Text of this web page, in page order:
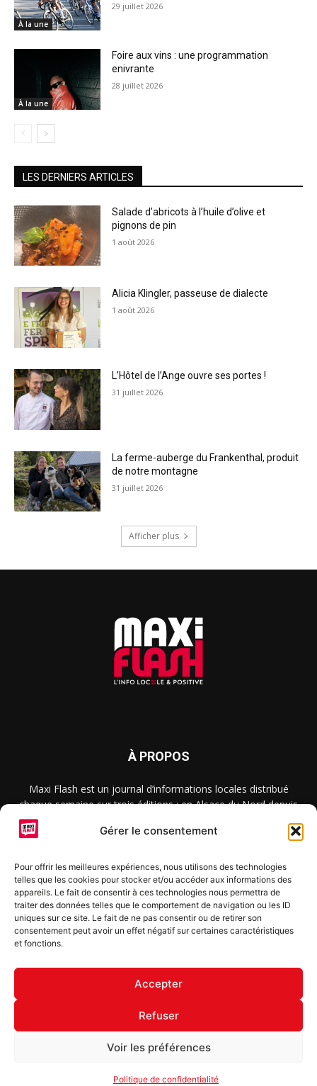
Gérer le consentement
Pour offrir les meilleures expériences, nous utilisons des technologies
telles que les cookies pour stocker et/ou accéder aux informations des
appareils. Le fait de consentir à ces technologies nous permettra de
traiter des données telles que le comportement de navigation ou les ID
uniques sur ce site. Le fait de ne pas consentir ou de retirer son
consentement peut avoir un effet négatif sur certaines caractéristiques
et fonctions.
Accepter
Refuser
Voir les préférences
Politique de confidentialité
À la une
29 juillet 2026
À la une
Foire aux vins : une programmation
enivrante
28 juillet 2026
LES DERNIERS ARTICLES
Salade d’abricots à l’huile d’olive et
pignons de pin
1 août 2026
Alicia Klingler, passeuse de dialecte
1 août 2026
L’Hôtel de l’Ange ouvre ses portes !
31 juillet 2026
La ferme-auberge du Frankenthal, produit
de notre montagne
31 juillet 2026
Afficher plus
À PROPOS
Maxi Flash est un journal d’informations locales distribué
chaque semaine sur trois éditions : en Alsace du Nord depuis
2015, dans les secteurs d’Obernai-Molsheim-Erstein depuis
2022, et à Colmar, Vignoble et Plaine depuis 2023.
SUIVEZ-NOUS
S'inscrire à la newsletter
© Copyright © 2022 Maxi Flash